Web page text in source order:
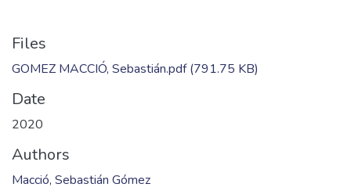
Files
GOMEZ MACCIÓ, Sebastián.pdf(791.75 KB)
Date
2020
Authors
Macció, Sebastián Gómez